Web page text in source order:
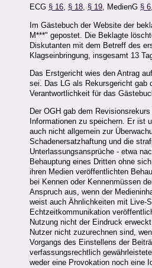
ECG § 16, § 18, § 19, MedienG § 6
Im Gästebuch der Website der
M***" gepostet. Die Beklagte
Diskutanten mit dem Betreff des
Klagseinbringung, insgesamt 13
Das Erstgericht wies den Antrag
sei. Das LG als Rekursgericht gab
Verantwortlichkeit für das
Der OGH gab dem
Informationen zu speichern. Er ist
auch nicht allgemein zur
Schadenersatzhaftung und die
Unterlassungsansprüche - etwa
Behauptung eines Dritten ohne
ihren Medien veröffentlichten
bei Kennen oder Kennenmüssen
Anspruch aus, wenn der
weist auch Ähnlichkeiten mit Live-
Echtzeitkommunikation
Nutzung nicht der Eindruck
Nutzer nicht zuzurechnen sind,
Vorgangs des Einstellens der
verfassungsrechtlich
weder eine Provokation noch eine